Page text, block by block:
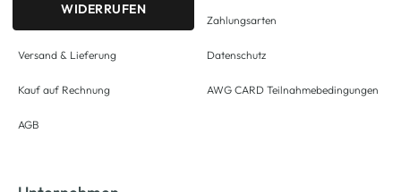
WIDERRUFEN
Versand & Lieferung
Kauf auf Rechnung
AGB
Zahlungsarten
Datenschutz
AWG CARD Teilnahmebedingungen